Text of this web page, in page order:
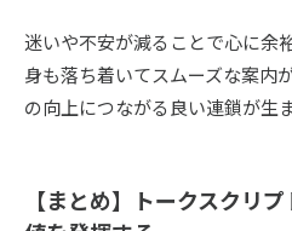
迷いや不安が減ることで心に余
身も落ち着いてスムーズな案内
の向上につながる良い連鎖が生
【まとめ】トークスクリ